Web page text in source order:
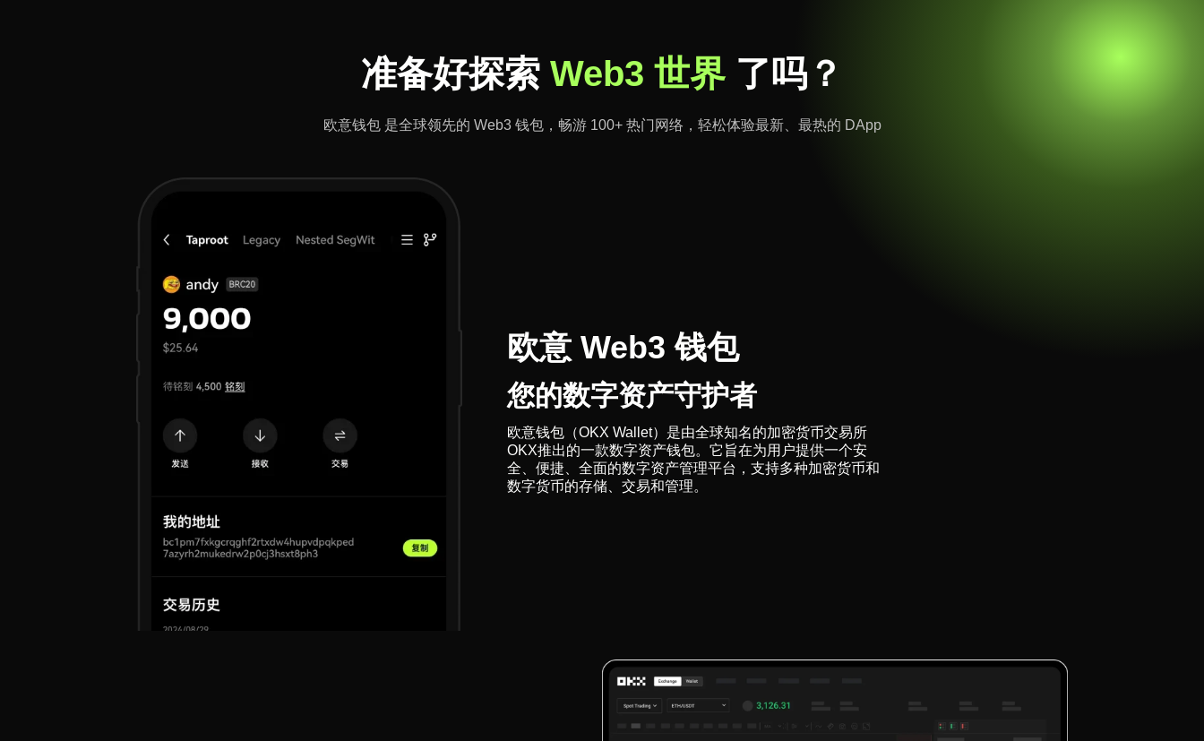
准备好探索 Web3 世界了吗？
欧意钱包 是全球领先的 Web3 钱包，畅游 100+ 热门网络，轻松体验最新、最热的 DApp
欧意 Web3 钱包
您的数字资产守护者
欧意钱包（OKX Wallet）是由全球知名的加密货币交易所
OKX推出的一款数字资产钱包。它旨在为用户提供一个安
全、便捷、全面的数字资产管理平台，支持多种加密货币和
数字货币的存储、交易和管理。